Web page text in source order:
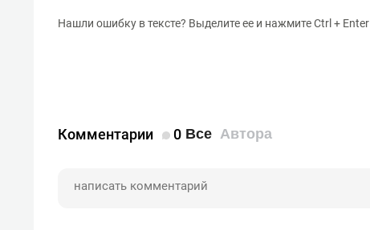
Нашли ошибку в тексте? Выделите ее и нажмите Ctrl + Enter
Комментарии 0 Все Автора